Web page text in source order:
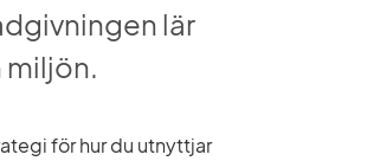
lär
miljön.
för hur du utnyttjar